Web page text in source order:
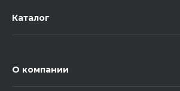
Каталог
О компании